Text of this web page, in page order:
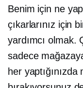
Benim için ne
çıkarlarınız için
yardımcı olmak.
sadece
her